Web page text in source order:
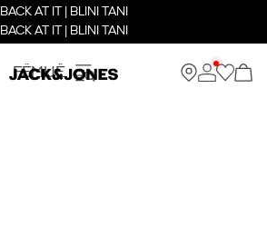
BACK AT IT | BLINI TANI
BACK AT IT | BLINI TANI
FËMIJË